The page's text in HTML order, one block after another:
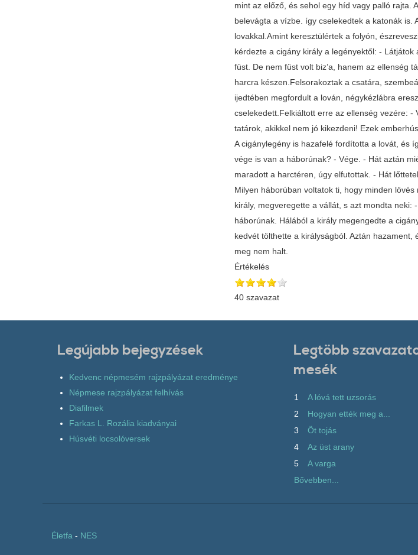
mint az előző, és sehol egy híd vagy palló rajta.
belevágta a vízbe. így cselekedtek a katonák
lovakkal.Amint keresztülértek a folyón,
kérdezte a cigány király a legényektől: -
füst. De nem füst volt biz’a, hanem az ellenség
harcra készen.Felsorakoztak a csatára,
ijedtében megfordult a lován, négykézlábra
cselekedett.Felkiáltott erre az ellenség vezére: -
tatárok, akikkel nem jó kikezdeni! Ezek
A cigánylegény is hazafelé fordította a lovát, és
vége is van a háborúnak? - Vége. - Hát aztán
maradott a harctéren, úgy elfutottak. - Hát
Milyen háborúban voltatok ti, hogy minden
király, megveregette a vállát, s azt mondta
háborúnak. Hálából a király megengedte a
kedvét tölthette a királyságból. Aztán
meg nem halt.
Értékelés
40 szavazat
Legújabb bejegyzések
Kedvenc népmesém rajzpályázat eredménye
Népmese rajzpályázat felhívás
Diafilmek
Farkas L. Rozália kiadványai
Húsvéti locsolóversek
Legtöbb
mesék
1
A lóvá tett uzsorás
2
Hogyan ették meg a...
3
Öt tojás
4
Az üst arany
5
A varga
Bővebben...
Életfa - NES